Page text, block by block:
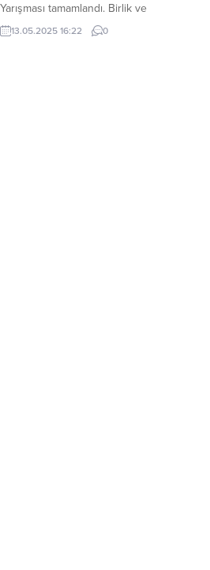
Yarışması tamamlandı. Birlik ve
beraberliğin en güzel örneklerinin
sergilendiği yarışmaya vatandaşlar
13.05.2025 16:22 0